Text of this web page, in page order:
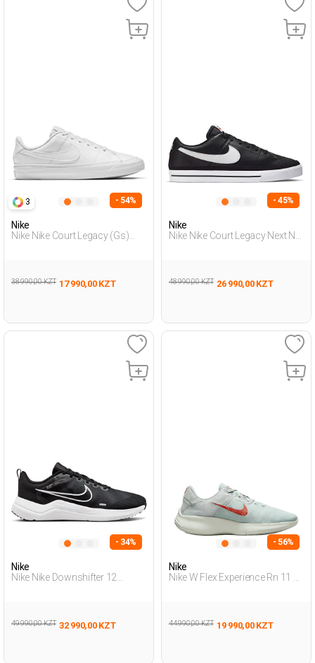
3 - 54%
Nike
Nike Nike Court Legacy (Gs)
38 990,00 KZT 17 990,00 KZT
- 45%
Nike
Nike Nike Court Legacy Next Na
48 990,00 KZT 26 990,00 KZT
- 34%
Nike
Nike Nike Downshifter 12
49 990,00 KZT 32 990,00 KZT
- 56%
Nike
Nike W Flex Experience Rn 11 N
44 990,00 KZT 19 990,00 KZT